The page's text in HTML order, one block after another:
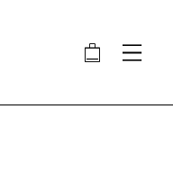
🛍 ⋮